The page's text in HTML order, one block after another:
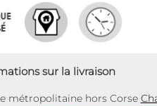
sur la livraison
métropolitaine hors Corse